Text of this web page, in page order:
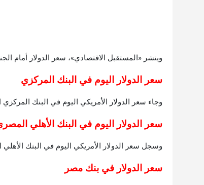
وينشر «المستقبل الاقتصادي»، سعر الدولار أمام الجنيه المصري، بداية
سعر الدولار اليوم في البنك المركزي
وجاء سعر الدولار الأمريكي اليوم في البنك المركزي المصري، 47.46 جنيه للشراء،
سعر الدولار اليوم في البنك الأهلي
وسجل سعر الدولار الأمريكي اليوم في البنك الأهلي المصري، 47.50 جنيه للشراء،
سعر الدولار في بنك مصر